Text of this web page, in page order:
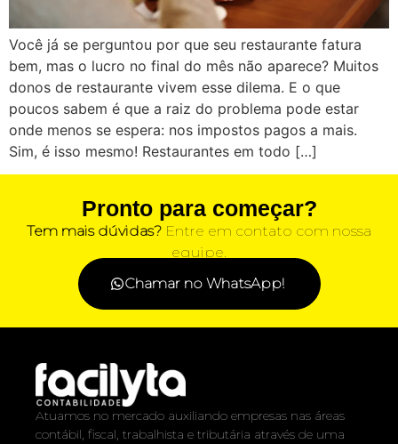
Você já se perguntou por que seu restaurante fatura
bem, mas o lucro no final do mês não aparece? Muitos
donos de restaurante vivem esse dilema. E o que
poucos sabem é que a raiz do problema pode estar
onde menos se espera: nos impostos pagos a mais.
Sim, é isso mesmo! Restaurantes em todo […]
Pronto para começar?
Tem mais dúvidas? Entre em contato com nossa
equipe.
Chamar no WhatsApp!
Atuamos no mercado auxiliando empresas nas áreas
contábil, fiscal, trabalhista e tributária através de uma